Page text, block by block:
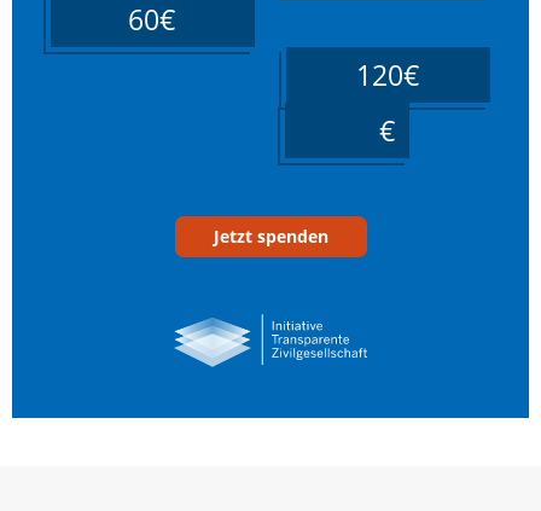
60€
120€
Jetzt spenden